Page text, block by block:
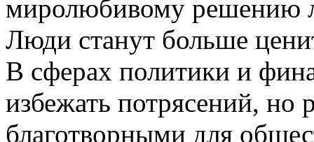
миролюбивому решению
Люди станут больше
В сферах политики и
избежать потрясений, но
благотворными для